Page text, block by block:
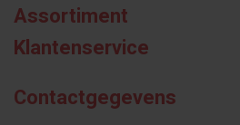
Assortiment
Klantenservice
Contactgegevens